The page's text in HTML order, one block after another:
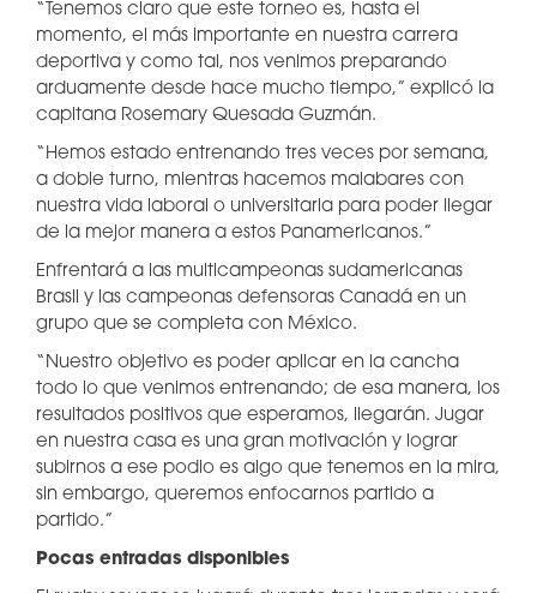
“Tenemos claro que este torneo es, hasta el
momento, el más importante en nuestra carrera
deportiva y como tal, nos venimos preparando
arduamente desde hace mucho tiempo,” explicó la
capitana Rosemary Quesada Guzmán.
“Hemos estado entrenando tres veces por semana,
a doble turno, mientras hacemos malabares con
nuestra vida laboral o universitaria para poder llegar
de la mejor manera a estos Panamericanos.”
Enfrentará a las multicampeonas sudamericanas
Brasil y las campeonas defensoras Canadá en un
grupo que se completa con México.
“Nuestro objetivo es poder aplicar en la cancha
todo lo que venimos entrenando; de esa manera, los
resultados positivos que esperamos, llegarán. Jugar
en nuestra casa es una gran motivación y lograr
subirnos a ese podio es algo que tenemos en la mira,
sin embargo, queremos enfocarnos partido a
partido.”
Pocas entradas disponibles